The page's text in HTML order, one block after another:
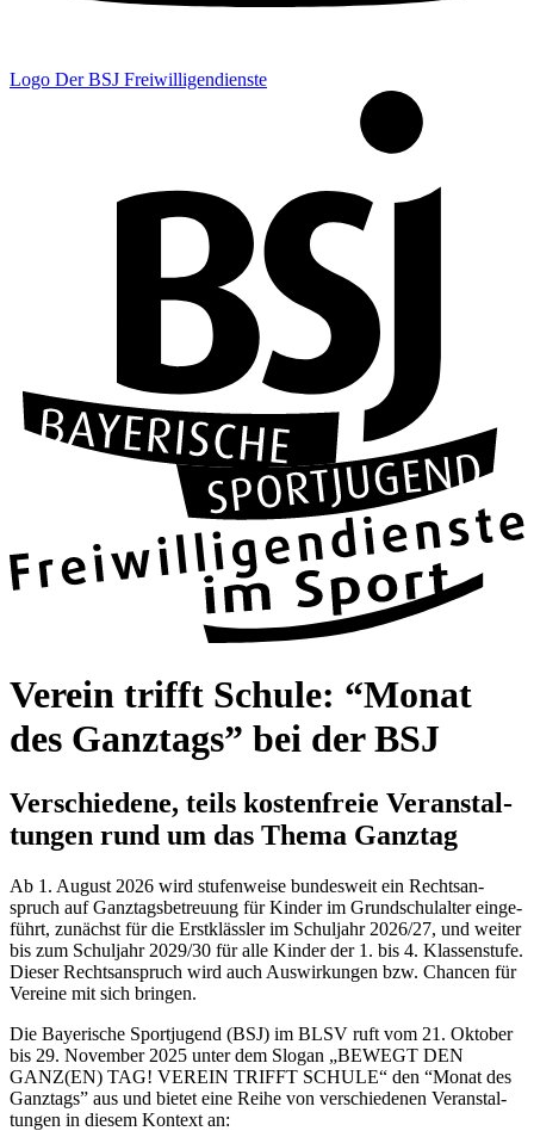
Logo Der BSJ Freiwilligendienste
Ver­ein trifft Schule: “Monat
des Ganz­tags” bei der BSJ
Ver­schie­dene, teils kos­ten­freie Ver­an­stal­
tun­gen rund um das Thema Ganz­tag
Ab 1. August 2026 wird stu­fen­weise bun­des­weit ein Rechts­an­
spruch auf Ganz­tags­be­treu­ung für Kin­der im Grund­schul­al­ter ein­ge­
führt, zunächst für die Erst­kläss­ler im Schul­jahr 2026/27, und wei­ter
bis zum Schul­jahr 2029/30 für alle Kin­der der 1. bis 4. Klas­sen­stufe.
Die­ser Rechts­an­spruch wird auch Aus­wir­kun­gen bzw. Chan­cen für
Ver­eine mit sich brin­gen.
Die Baye­ri­sche Sport­ju­gend (BSJ) im BLSV ruft vom 21. Okto­ber
bis 29. Novem­ber 2025 unter dem Slo­gan „BEWEGT DEN
GANZ(EN) TAG! VER­EIN TRIFFT SCHULE“ den “Monat des
Ganz­tags” aus und bie­tet eine Reihe von ver­schie­de­nen Ver­an­stal­
tun­gen in die­sem Kon­text an: